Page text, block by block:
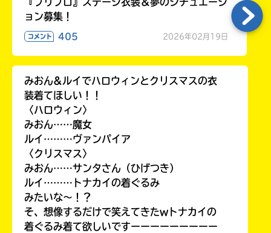
ョン募集！
コメント 405 2026年02月19日
みおん&ルイでハロウィンとクリスマスの衣
装着てほしい！！
〈ハロウィン〉
みおん……魔女
ルイ………ヴァンパイア
〈クリスマス〉
みおん……サンタさん（ひげつき）
ルイ………トナカイの着ぐるみ
みたいな〜！？
そ、想像するだけで笑えてきたwトナカイの
着ぐるみ着て欲しいですーーーーーーーーー